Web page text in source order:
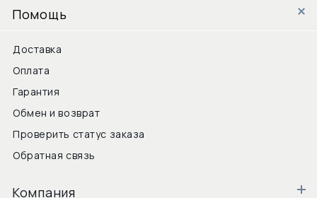
Помощь
Доставка
Оплата
Гарантия
Обмен и возврат
Проверить статус заказа
Обратная связь
Компания